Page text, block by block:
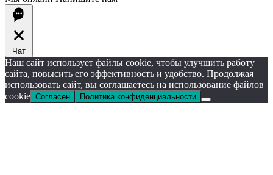
Чат
Наш сайт использует файлы cookie, чтобы улучшить работу
сайта, повысить его эффективность и удобство. Продолжая
использовать сайт, вы соглашаетесь на использование файлов
cookie Согласен Политика конфиденциальности